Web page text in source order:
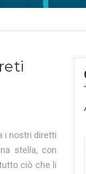
i nostri diretti
stella, con
ciò che li